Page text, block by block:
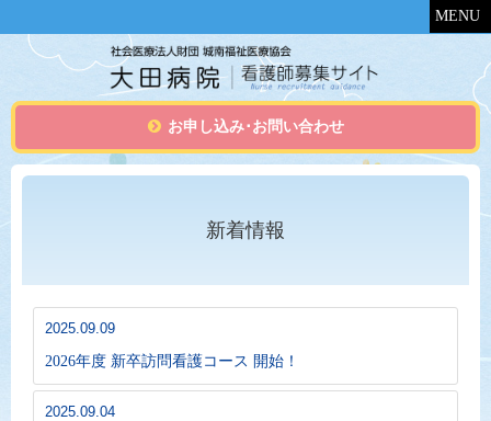
MENU
お申し込み･お問い合わせ
新着情報
2025.09.09
2026年度 新卒訪問看護コース 開始！
2025.09.04